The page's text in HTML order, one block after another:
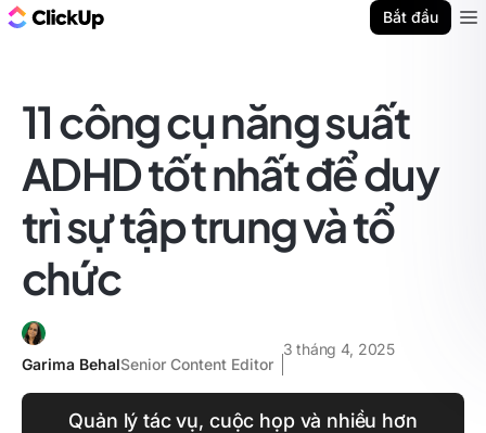
Bắt đầu
11 công cụ năng suất
ADHD tốt nhất để duy
trì sự tập trung và tổ
chức
Garima BehalSenior Content Editor
3 tháng 4, 2025
Quản lý tác vụ, cuộc họp và nhiều hơn